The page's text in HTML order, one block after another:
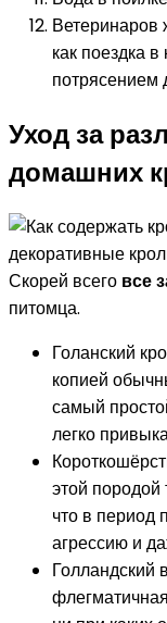
Ветеринаров
как поездка
потрясением
Уход за
домашних
декоративные
Скорей всего все
питомца.
Голанский
копией
самый
легко
этой породой
что в период
агрессию и
Голландский